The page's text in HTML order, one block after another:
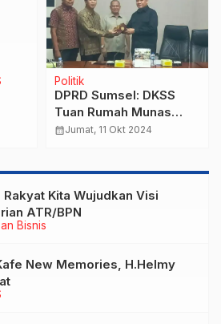
Politik
DPRD Sumsel: DKSS
Tuan Rumah Munas
Dewan Kesenian se-
calendar_monthJumat, 11 Okt 2024
Bisnis
Rakyat Kita Wujudkan Visi
ATR/BPN
New Memories, H.Helmy